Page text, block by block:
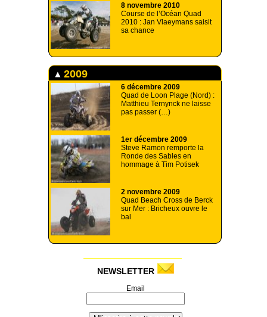
8 novembre 2010
Course de l’Océan Quad
2010 : Jan Vlaeymans saisit
sa chance
2009
6 décembre 2009
Quad de Loon Plage (Nord) :
Matthieu Ternynck ne laisse
pas passer (…)
1er décembre 2009
Steve Ramon remporte la
Ronde des Sables en
hommage à Tim Potisek
2 novembre 2009
Quad Beach Cross de Berck
sur Mer : Bricheux ouvre le
bal
NEWSLETTER
Email